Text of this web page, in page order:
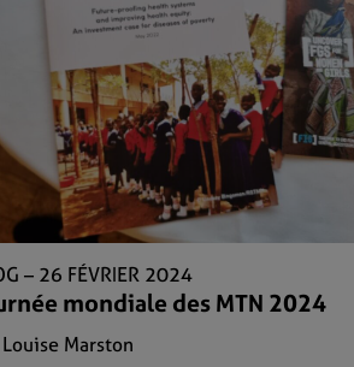
– 26 FÉVRIER 2024
mondiale des MTN 2024
Louise Marston